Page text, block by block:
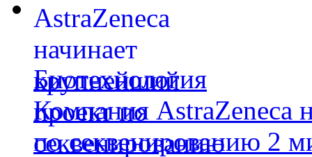
Биотехнология
Компания AstraZeneca
по секвенированию 2